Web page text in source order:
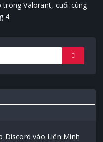
trong Valorant, cuối cùng
4.
Discord vào Liên Minh